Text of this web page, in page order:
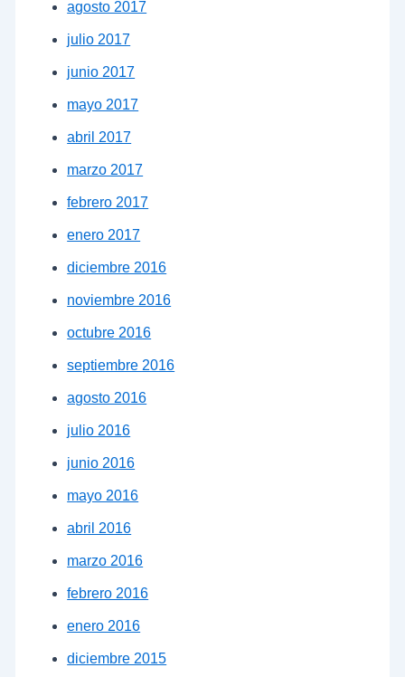
agosto 2017
julio 2017
junio 2017
mayo 2017
abril 2017
marzo 2017
febrero 2017
enero 2017
diciembre 2016
noviembre 2016
octubre 2016
septiembre 2016
agosto 2016
julio 2016
junio 2016
mayo 2016
abril 2016
marzo 2016
febrero 2016
enero 2016
diciembre 2015